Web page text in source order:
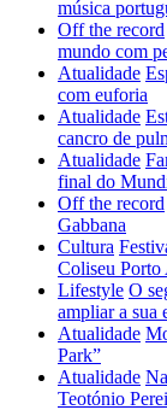
música
Off the record
mundo com
Atualidade
com euforia
Atualidade
cancro de
Atualidade
final do
Off the record
Gabbana
Cultura
Coliseu Porto
Lifestyle O
ampliar a sua
Atualidade
Park”
Atualidade
Teotónio